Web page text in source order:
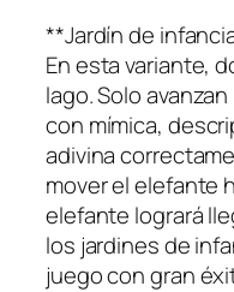
**Jardín de
En esta variante,
lago. Solo
con mímica,
adivina
mover el elefante
elefante logrará
los jardines de
juego con gran